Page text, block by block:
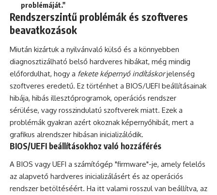
problémáját."
Rendszerszintű problémák és szoftveres
beavatkozások
Miután kizártuk a nyilvánvaló külső és a könnyebben
diagnosztizálható belső hardveres hibákat, még mindig
előfordulhat, hogy a fekete képernyő indításkorjelenség
szoftveres eredetű. Ez történhet a BIOS/UEFI beállításainak
hibája, hibás illesztőprogramok, operációs rendszer
sérülése, vagy rosszindulatú szoftverek miatt. Ezek a
problémák gyakran azért okoznak képernyőhibát, mert a
grafikus alrendszer hibásan inicializálódik.
BIOS/UEFI beállításokhoz való hozzáférés
A BIOS vagy UEFI a számítógép "firmware"-je, amely felelős
az alapvető hardveres inicializálásért és az operációs
rendszer betöltéséért. Ha itt valami rosszul van beállítva, az